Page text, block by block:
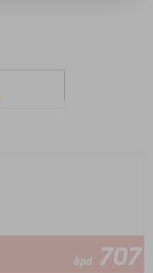
àpd 707